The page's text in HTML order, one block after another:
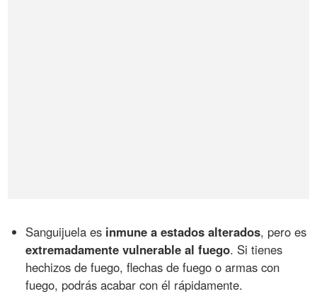
Sanguijuela es inmune a estados alterados, pero es
extremadamente vulnerable al fuego. Si tienes
hechizos de fuego, flechas de fuego o armas con
fuego, podrás acabar con él rápidamente.